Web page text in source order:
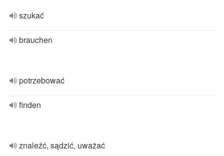
szukać
brauchen
potrzebować
finden
znaleźć, sądzić, uważać